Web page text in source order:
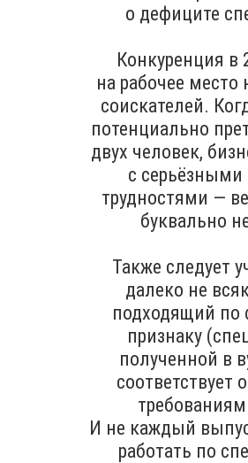
о дефиците
Конкуренция в
на рабочее место
соискателей.
потенциально
двух человек,
с
трудностями —
буквально
Также следует
далеко не
подходящий по
признаку
полученной в
И не каждый
работать по